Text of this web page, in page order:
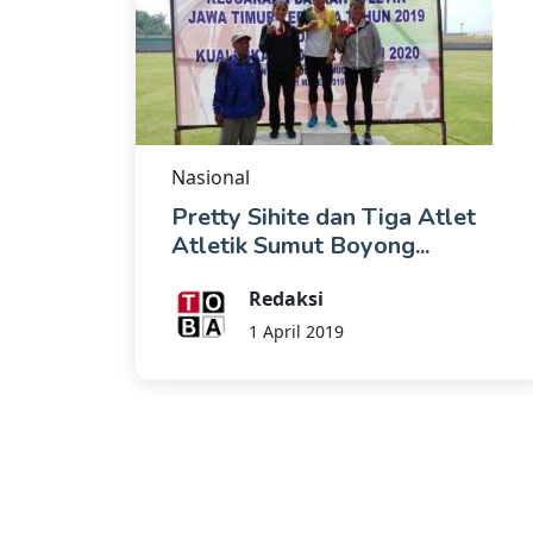
Nasional
Pretty Sihite dan Tiga Atlet
Atletik Sumut Boyong...
Redaksi
1 April 2019